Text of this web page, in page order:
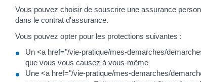
Vous pouvez choisir de souscrire une assurance
dans le contrat d'assurance.
Vous pouvez opter pour les protections suivantes :
Un <a href="/vie-pratique/mes-demarches/
que vous vous causez à vous-même
Une <a href="/vie-pratique/mes-demarches/